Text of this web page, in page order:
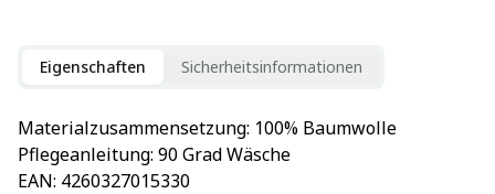
Eigenschaften Sicherheitsinformationen
Materialzusammensetzung: 100% Baumwolle
Pflegeanleitung: 90 Grad Wäsche
EAN: 4260327015330